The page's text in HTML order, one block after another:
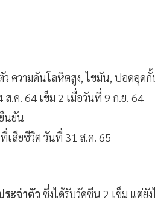
ความดันโลหิตสูง, ไขมัน, ปอดอุดกั้
.ค. 64 เข็ม 2 เมื่อวันที่ 9 ก.ย. 64
นยัน
เสียชีวิต วันที่ 31 ส.ค. 65
ระจำตัว ซึ่งได้รับวัคซีน 2 เข็ม แต่ยั